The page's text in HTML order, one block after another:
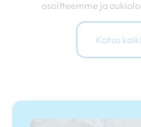
osoitteemme ja
Katso